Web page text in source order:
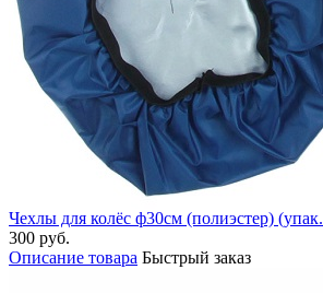
Чехлы для колёс ф30см (полиэстер)
300 руб.
Описание товара Быстрый заказ